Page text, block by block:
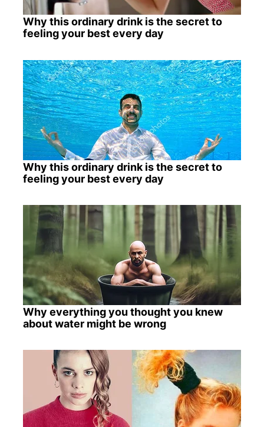
Why this ordinary drink is the secret to
feeling your best every day
Why this ordinary drink is the secret to
feeling your best every day
Why everything you thought you knew
about water might be wrong